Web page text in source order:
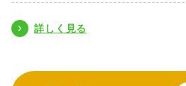
詳しく見る